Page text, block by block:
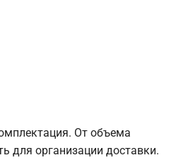
От объема
для организации доставки.